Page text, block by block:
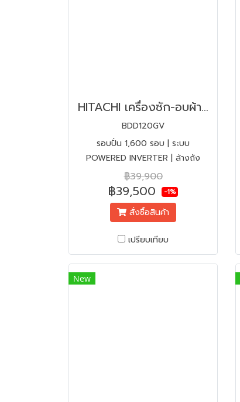
HITACHI เครื่องซัก-อบผ้าฝาหน้า 12/8 KG รุ่น BDD120GV | INVERTER
BDD120GV
รอบปั่น 1,600 รอบ | ระบบ
POWERED INVERTER | ล้างถัง
อัตโนมัติ | ลดปัญหาภูมิแพ้ | พร้อม
ฟรีติดตั้ง+แถมผ้าคลุม | ขนาดเครื่อง
W60 x H85 x D65 cm.
฿39,900
฿39,500 -1%
สั่งซื้อสินค้า
เปรียบเทียบ
New